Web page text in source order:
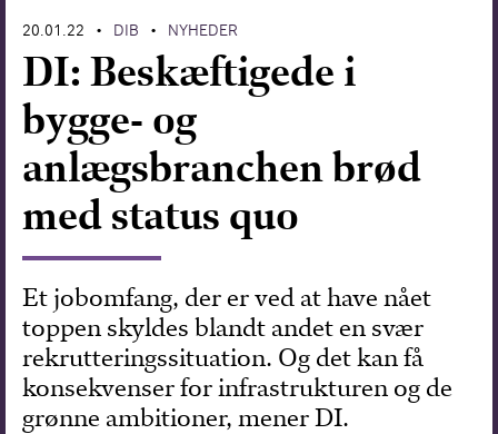
Europapolitik
Forskning
20.01.22 • DIB • NYHEDER
DI: Beskæftigede i
bygge- og
anlægsbranchen brød
med status quo
Et jobomfang, der er ved at have nået
toppen skyldes blandt andet en svær
rekrutteringssituation. Og det kan få
konsekvenser for infrastrukturen og de
grønne ambitioner, mener DI.